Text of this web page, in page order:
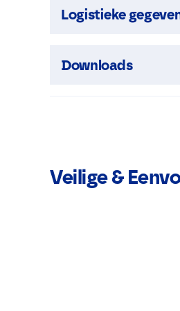
Logistieke
Downloads
Veilige &